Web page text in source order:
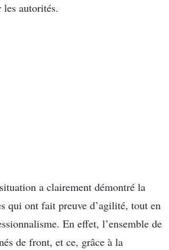
les autorités.
a clairement démontré la
qui ont fait preuve d’agilité, tout en
En effet, l’ensemble de
de front, et ce, grâce à la